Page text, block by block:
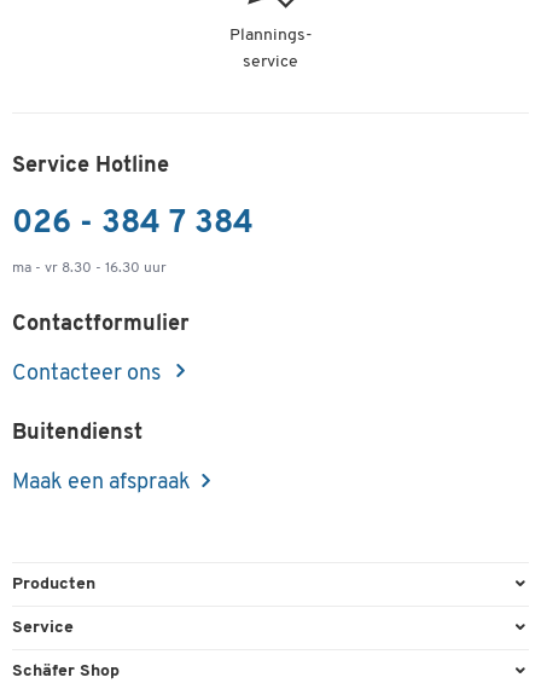
Plannings-
service
Service Hotline
026 - 384 7 384
ma - vr 8.30 - 16.30 uur
Contactformulier
Contacteer ons
Buitendienst
Maak een afspraak
Producten
Kantoorbenodigdheden
Service
Bestelling herroepen
Schäfer Shop